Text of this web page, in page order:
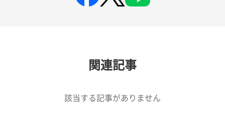
関連記事
該当する記事がありません